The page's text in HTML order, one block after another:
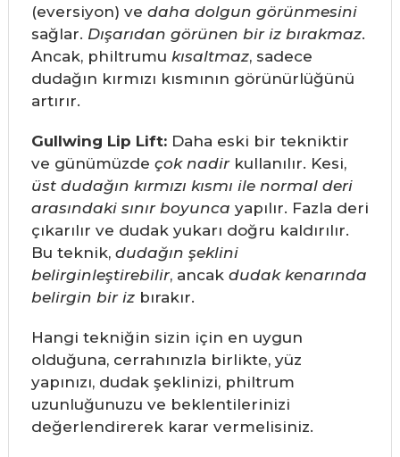
(eversiyon) ve daha dolgun görünmesini
sağlar. Dışarıdan görünen bir iz bırakmaz.
Ancak, philtrumu kısaltmaz, sadece
dudağın kırmızı kısmının görünürlüğünü
artırır.
Gullwing Lip Lift:Daha eski bir tekniktir
ve günümüzde çok nadirkullanılır. Kesi,
üst dudağın kırmızı kısmı ile normal deri
arasındaki sınır boyunca yapılır. Fazla deri
çıkarılır ve dudak yukarı doğru kaldırılır.
Bu teknik, dudağın şeklini
belirginleştirebilir, ancak dudak kenarında
belirgin bir izbırakır.
Hangi tekniğin sizin için en uygun
olduğuna, cerrahınızla birlikte, yüz
yapınızı, dudak şeklinizi, philtrum
uzunluğunuzu ve beklentilerinizi
değerlendirerek karar vermelisiniz.